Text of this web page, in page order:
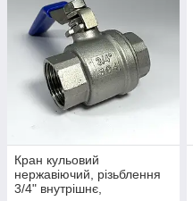
Кран кульовий
нержавіючий, різьблення
3/4" внутрішнє,